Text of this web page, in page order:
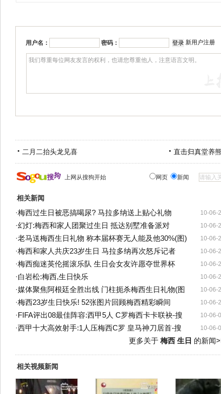
用户名： 密码： 新用户注册
二月二抬头龙见喜 直击归真堂养
上网从搜狗开始 网页 新闻
相关新闻
10-06-
·梅西过生日被恶搞喝尿? 马拉多纳送上贴心礼物
10-06-
·幻灯:梅西和家人团聚过生日 抵达别墅准备派对
10-06-
·老马送梅西生日礼物 称本届杯赛无人能及他30%(图)
10-06-
·梅西和家人共庆23岁生日 马拉多纳再次怒斥记者
10-06-
·梅西痴迷英伦摇滚乐队 生日会女友许愿夺世界杯
10-06-
·白岩松:梅西,生日快乐
10-06-
·媒体聚焦阿根廷全胜出线 门柱扼杀梅西生日礼物(图
10-06-
·梅西23岁生日快乐! 52张图片回顾梅西精彩瞬间
10-06-
·FIFA评出08最佳阵容:西甲5人 C罗梅西卡卡联袂-搜
10-06-
·西甲十大高效射手:1人压梅西C罗 皇马神刀居首-搜
更多关于 梅西 生日 的新闻
相关视频新闻